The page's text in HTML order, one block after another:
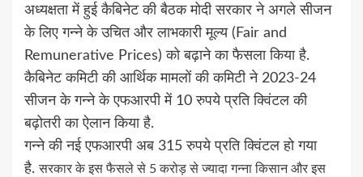
अध्यक्षता में हुई कैबिनेट की बैठक मोदी सरकार ने अगले सीजन
के लिए गन्ने के उचित और लाभकारी मूल्य (Fair and
Remunerative Prices) को बढ़ाने का फैसला किया है.
कैबिनेट कमिटी की आर्थिक मामलों की कमिटी ने 2023-24
सीजन के गन्ने के एफआरपी में 10 रुपये प्रति क्विंटल की
बढ़ोतरी का ऐलान किया है.
गन्ने की नई एफआरपी अब 315 रुपये प्रति क्विंटल हो गया
है.सरकार के इस फैसले से 5 करोड़ से ज्यादा गन्ना किसान और इस